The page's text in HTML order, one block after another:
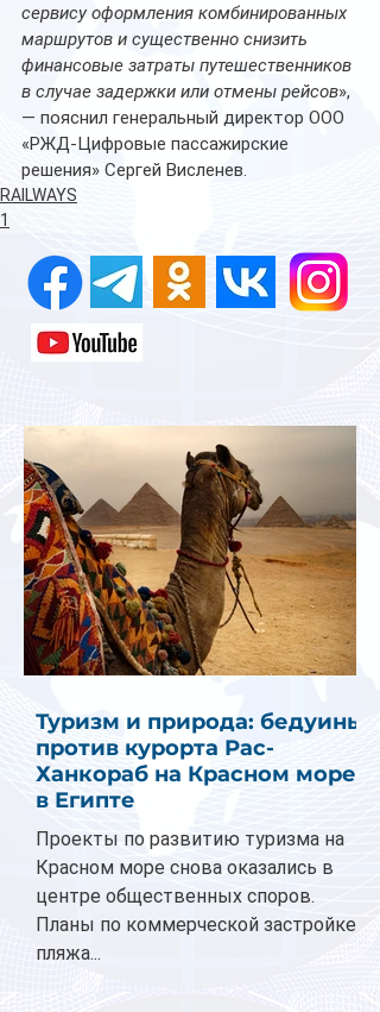
сервису оформления комбинированных
маршрутов и существенно снизить
финансовые затраты путешественников
в случае задержки или отмены рейсов»,
— пояснил генеральный директор ООО
«РЖД-Цифровые пассажирские
решения» Сергей Висленев.
RAILWAYS
1
Туризм и природа: бедуины
против курорта Рас-
Ханкораб на Красном море
в Египте
Проекты по развитию туризма на
Красном море снова оказались в
центре общественных споров.
Планы по коммерческой застройке
пляжа...